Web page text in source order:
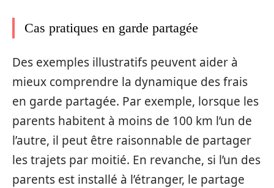
Cas pratiques en garde partagée
Des exemples illustratifs peuvent aider à
mieux comprendre la dynamique des frais
en garde partagée. Par exemple, lorsque les
parents habitent à moins de 100 km l’un de
l’autre, il peut être raisonnable de partager
les trajets par moitié. En revanche, si l’un des
parents est installé à l’étranger, le partage